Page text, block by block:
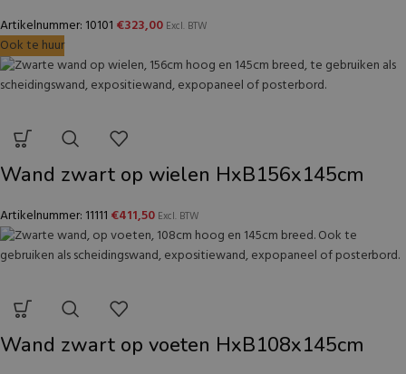
Artikelnummer: 10101 €323,00 Excl. BTW
Ook te huur
Wand zwart op wielen HxB156x145cm
Artikelnummer: 11111 €411,50 Excl. BTW
Wand zwart op voeten HxB108x145cm